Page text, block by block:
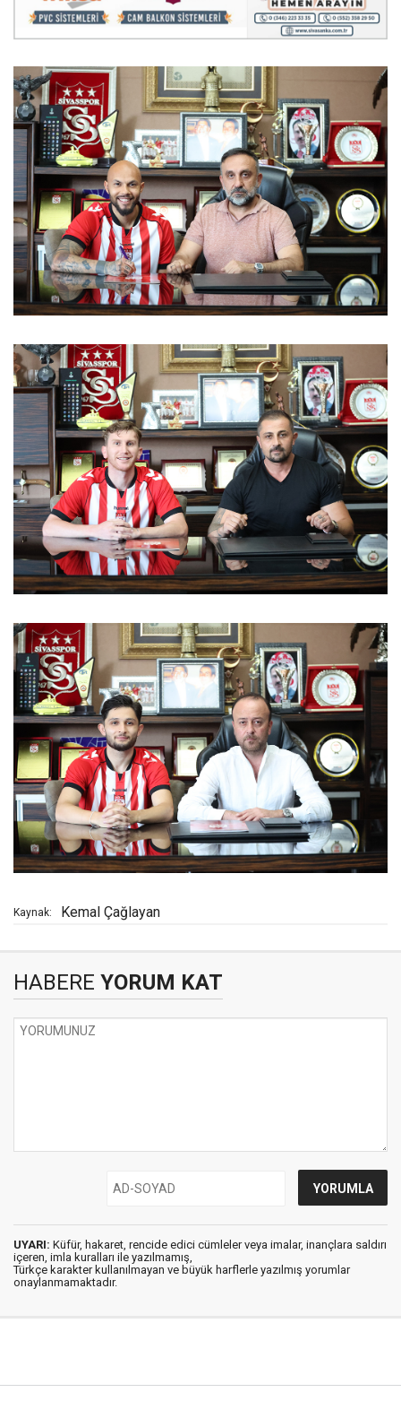
Kaynak: Kemal Çağlayan
HABERE YORUM KAT
UYARI: Küfür, hakaret, rencide edici cümleler veya imalar, inançlara saldırı
içeren, imla kuralları ile yazılmamış,
Türkçe karakter kullanılmayan ve büyük harflerle yazılmış yorumlar
onaylanmamaktadır.